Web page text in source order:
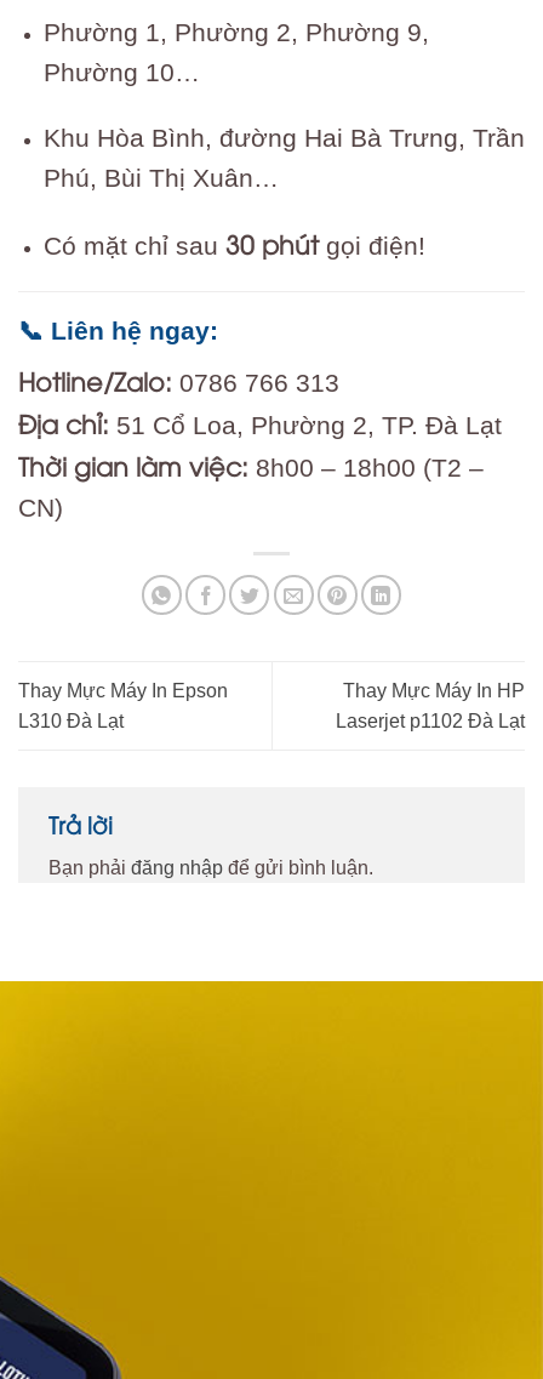
Phường 1, Phường 2, Phường 9,
Phường 10…
Khu Hòa Bình, đường Hai Bà Trưng, Trần
Phú, Bùi Thị Xuân…
Có mặt chỉ sau 30 phútgọi điện!
📞 Liên hệ ngay:
Hotline/Zalo: 0786 766 313
Địa chỉ: 51 Cổ Loa, Phường 2, TP. Đà Lạt
Thời gian làm việc: 8h00 – 18h00 (T2 –
CN)
Thay Mực Máy In Epson
L310 Đà Lạt
Thay Mực Máy In HP
Laserjet p1102 Đà Lạt
Trả lời
Bạn phải đăng nhập để gửi bình luận.